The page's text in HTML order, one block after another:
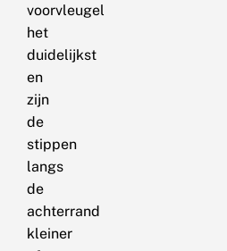
voorvleugel
het
duidelijkst
en
zijn
de
stippen
langs
de
achterrand
kleiner